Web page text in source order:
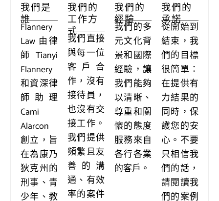
我們是
誰
Flannery
Law 由律
師 Tianyi
Flannery
和資深律
師助理
Cami
Alarcon
創立，旨
在為康乃
狄克州的
刑事、青
少年、教
我們的
工作方
式
我們直接
與每一位
客戶合
作，沒有
接待員，
也沒有交
接工作。
我們提供
頻繁且友
善的溝
通、有效
率的案件
我們的
經驗
我們的多
元文化背
景和國際
經驗，讓
我們能夠
以清晰、
尊重和關
懷的態度
服務來自
各行各業
的客戶。
我們的
承諾
從開始到
結束，我
們的目標
很簡單：
在提供有
力結果的
同時，保
護您的安
心。不要
只相信我
們的話，
請閱讀我
們的案例